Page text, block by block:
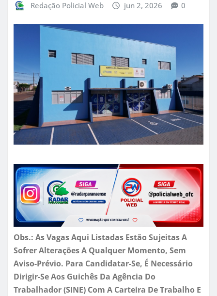
Redação Policial Web jun 2, 2026 0
Obs.: As Vagas Aqui Listadas Estão Sujeitas A
Sofrer Alterações A Qualquer Momento, Sem
Aviso-Prévio. Para Candidatar-Se, É Necessário
Dirigir-Se Aos Guichês Da Agência Do
Trabalhador (SINE) Com A Carteira De Trabalho E